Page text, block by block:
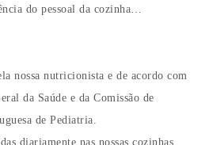
do pessoal da cozinha…
nossa nutricionista e de acordo com
da Saúde e da Comissão de
de Pediatria.
diariamente nas nossas cozinhas